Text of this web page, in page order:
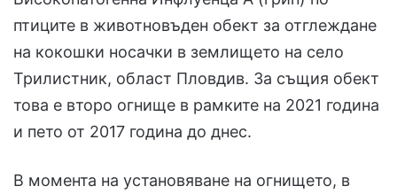
птиците в животновъден обект за отглеждане
на кокошки носачки в землището на село
Трилистник, област Пловдив. За същия обект
това е второ огнище в рамките на 2021 година
и пето от 2017 година до днес.
В момента на установяване на огнището, в